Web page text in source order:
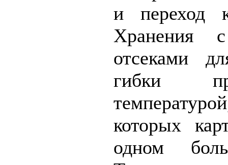
и переход
Хранения
отсеками
гибки
которых
одном